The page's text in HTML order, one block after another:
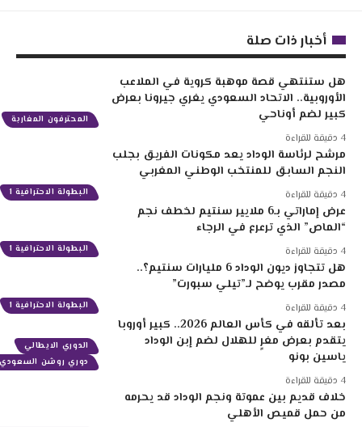
أخبار ذات صلة
المحترفون المغاربة
هل ستنتهي قصة موهبة كروية في الملاعب
الأوروبية.. الاتحاد السعودي يغري جيرونا بعرض
كبير لضم أوناحي
البطولة الاحترافية 1
مرشح لرئاسة الوداد يعد مكونات الفريق بجلب
النجم السابق للمنتخب الوطني المغربي
البطولة الاحترافية 1
عرض إماراتي بـ6 ملايير سنتيم لخطف نجم
“الماص” الذي ترعرع في الرجاء
البطولة الاحترافية 1
هل تتجاوز ديون الوداد 6 مليارات سنتيم؟..
مصدر مقرب يوضح لـ”تيلي سبورت”
الدوري الايطالي
دوري روشن السعودي
بعد تألقه في كأس العالم 2026.. كبير أوروبا
يتقدم بعرض مغرٍ للهلال لضم إبن الوداد
ياسين بونو
خلاف قديم بين عموتة ونجم الوداد قد يحرمه
من حمل قميص الأهلي